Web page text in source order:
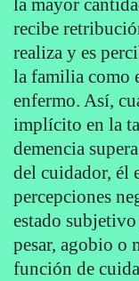
la mayor
recibe
realiza y es
la familia como
enfermo. Así,
implícito en la
demencia
del cuidador, él
percepciones
estado
pesar, agobio o
función de